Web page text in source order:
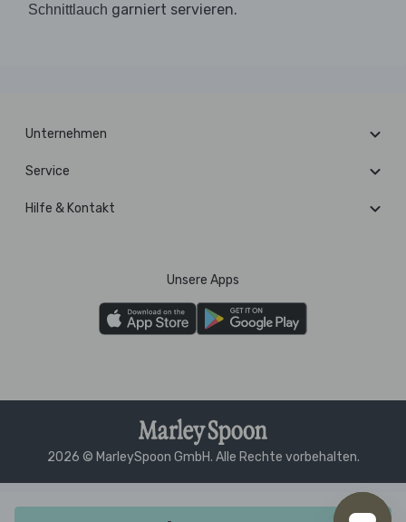
Schnittlauch garniert servieren.
Unternehmen
Service
Hilfe & Kontakt
Unsere Apps
2026 © MarleySpoon GmbH. Alle Rechte vorbehalten.